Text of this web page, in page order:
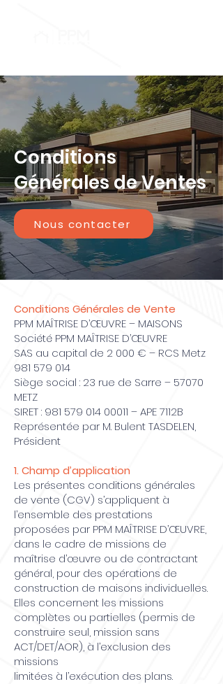
Conditions
Générales de Ventes
Nous contacter
Conditions Générales de Vente
PPM MAÎTRISE D’ŒUVRE – MAISONS
Société PPM MAÎTRISE D’ŒUVRE
SAS au capital de 2 000 € – RCS Metz
981 579 014
Siège social : 23 rue de Sarre – 57070
METZ
SIRET : 981 579 014 00011 – APE 7112B
Représentée par M. Bulent TASDELEN,
Président
1. Champ d’application
Les présentes conditions générales
de vente (CGV) s’appliquent à
l’ensemble des prestations
proposées par PPM MAÎTRISE D’ŒUVRE,
dans le cadre de missions de
maîtrise d’œuvre ou de contractant
général, pour des opérations de
construction de maisons individuelles.
Elles concernent les missions
complètes ou partielles (permis de
construire seul, mission sans
ACT/DET/AOR), à l’exclusion des
missions
limitées à l’exécution des plans.